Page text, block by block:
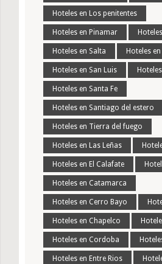
Hoteles en Los penitentes
Hoteles en Pinamar
Hoteles en Salta Hoteles
Hoteles en San Luis
Hoteles en Santa Fe
Hoteles en Santiago del estero
Hoteles en Tierra del fuego
Hoteles en Las Leñas
Hoteles en El Calafate
Hoteles en Catamarca
Hoteles en Cerro Bayo
Hoteles en Chapelco
Hoteles en Cordoba
Hoteles en Entre Rios